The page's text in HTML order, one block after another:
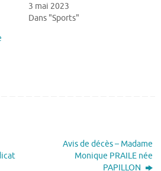
3 mai 2023
Dans "Sports"
Avis de décès – Madame
Monique PRAILE née
PAPILLON